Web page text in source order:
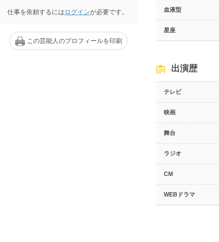
仕事を依頼するには ログインが必要です。
この芸能人のプロフィールを印刷
血液型
星座
出演歴
テレビ
映画
舞台
ラジオ
CM
WEBドラマ